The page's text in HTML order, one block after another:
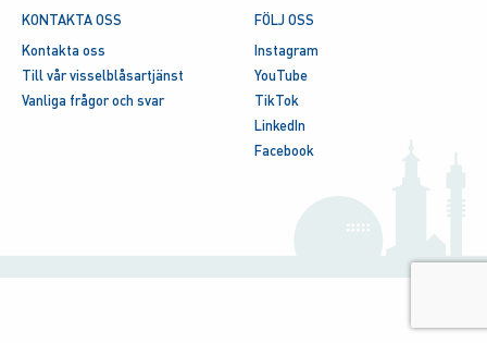
KONTAKTA OSS
Kontakta oss
Till vår visselblåsartjänst
Vanliga frågor och svar
FÖLJ OSS
Instagram
YouTube
TikTok
LinkedIn
Facebook